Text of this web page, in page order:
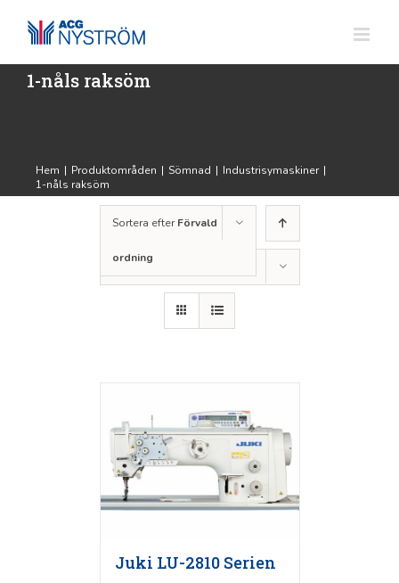
innehållet
1-nåls raksöm
Hem | Produktområden | Sömnad | Industrisymaskiner |
1-nåls raksöm
Sortera efterFörvald
ordning
12 produkter
Juki LU-2810 Serien